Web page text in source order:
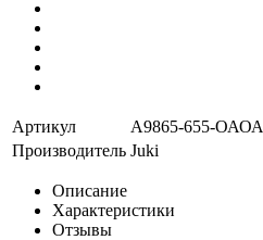
Артикул
А9865-655-ОАОА
Производитель Juki
Описание
Характеристики
Отзывы